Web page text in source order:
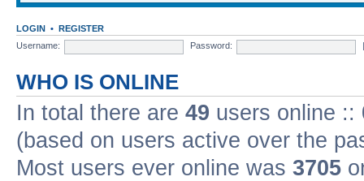
LOGIN • REGISTER
Username:
Password:
WHO IS ONLINE
In total there are 49 users online ::
(based on users active over the
Most users ever online was 3705